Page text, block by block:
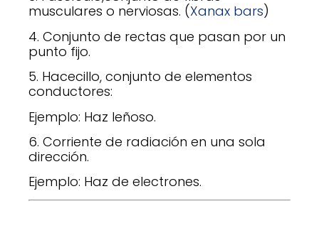
musculares o nerviosas. (Xanax bars)
4. Conjunto de rectas que pasan por un
punto fijo.
5. Hacecillo, conjunto de elementos
conductores:
Ejemplo: Haz leñoso.
6. Corriente de radiación en una sola
dirección.
Ejemplo: Haz de electrones.